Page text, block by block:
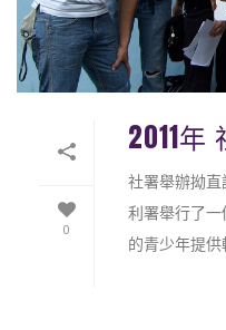
0
2011年
社署舉辦拗
利署舉行了
的青少年提